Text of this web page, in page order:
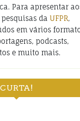
Para apresentar
da UFPR,
em vários
podcasts,
e muito mais.
CURTA!